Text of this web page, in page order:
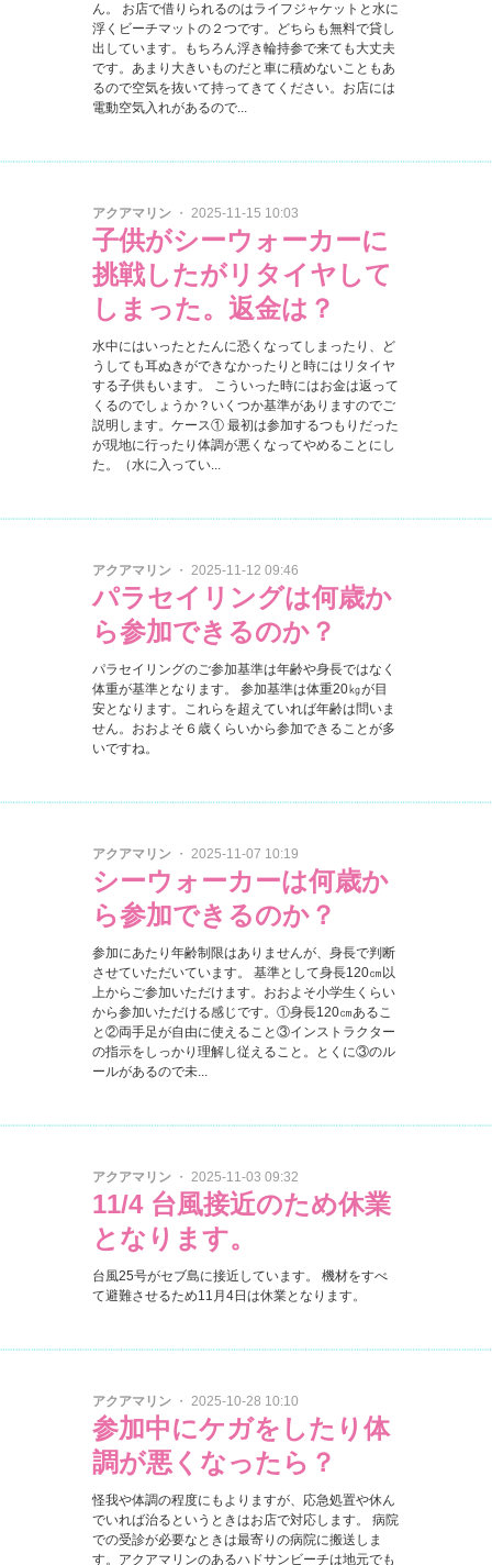
ん。 お店で借りられるのはライフジャケットと水に
浮くビーチマットの２つです。どちらも無料で貸し
出しています。もちろん浮き輪持参で来ても大丈夫
です。あまり大きいものだと車に積めないこともあ
るので空気を抜いて持ってきてください。お店には
電動空気入れがあるので...
アクアマリン ・ 2025-11-15 10:03
子供がシーウォーカーに
挑戦したがリタイヤして
しまった。返金は？
水中にはいったとたんに恐くなってしまったり、ど
うしても耳ぬきができなかったりと時にはリタイヤ
する子供もいます。 こういった時にはお金は返って
くるのでしょうか？いくつか基準がありますのでご
説明します。ケース① 最初は参加するつもりだった
が現地に行ったり体調が悪くなってやめることにし
た。（水に入ってい...
アクアマリン ・ 2025-11-12 09:46
パラセイリングは何歳か
ら参加できるのか？
パラセイリングのご参加基準は年齢や身長ではなく
体重が基準となります。 参加基準は体重20㎏が目
安となります。これらを超えていれば年齢は問いま
せん。おおよそ６歳くらいから参加できることが多
いですね。
アクアマリン ・ 2025-11-07 10:19
シーウォーカーは何歳か
ら参加できるのか？
参加にあたり年齢制限はありませんが、身長で判断
させていただいています。 基準として身長120㎝以
上からご参加いただけます。おおよそ小学生くらい
から参加いただける感じです。①身長120㎝あるこ
と②両手足が自由に使えること③インストラクター
の指示をしっかり理解し従えること。とくに③のル
ールがあるので未...
アクアマリン ・ 2025-11-03 09:32
11/4 台風接近のため休業
となります。
台風25号がセブ島に接近しています。 機材をすべ
て避難させるため11月4日は休業となります。
アクアマリン ・ 2025-10-28 10:10
参加中にケガをしたり体
調が悪くなったら？
怪我や体調の程度にもよりますが、応急処置や休ん
でいれば治るというときはお店で対応します。 病院
での受診が必要なときは最寄りの病院に搬送しま
す。アクアマリンのあるハドサンビーチは地元でも